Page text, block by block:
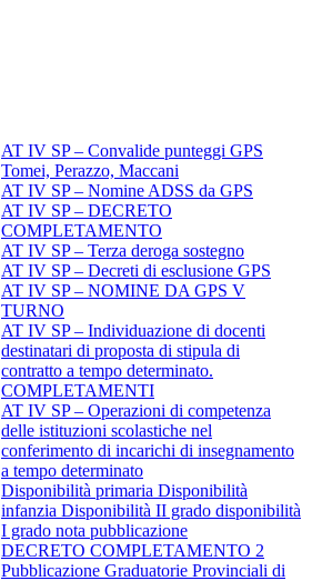
AT IV SP – Convalide punteggi GPS
Tomei, Perazzo, Maccani
AT IV SP – Nomine ADSS da GPS
AT IV SP – DECRETO
COMPLETAMENTO
AT IV SP – Terza deroga sostegno
AT IV SP – Decreti di esclusione GPS
AT IV SP – NOMINE DA GPS V
TURNO
AT IV SP – Individuazione di docenti
destinatari di proposta di stipula di
contratto a tempo determinato.
COMPLETAMENTI
AT IV SP – Operazioni di competenza
delle istituzioni scolastiche nel
conferimento di incarichi di insegnamento
a tempo determinato
Disponibilità primaria Disponibilità
infanzia Disponibilità II grado disponibilità
I grado nota pubblicazione
DECRETO COMPLETAMENTO 2
Pubblicazione Graduatorie Provinciali di